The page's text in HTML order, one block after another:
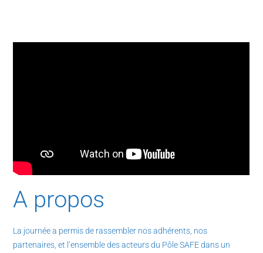
A propos
La journée a permis de rassembler nos adhérents, nos
partenaires, et l’ensemble des acteurs du Pôle SAFE dans un